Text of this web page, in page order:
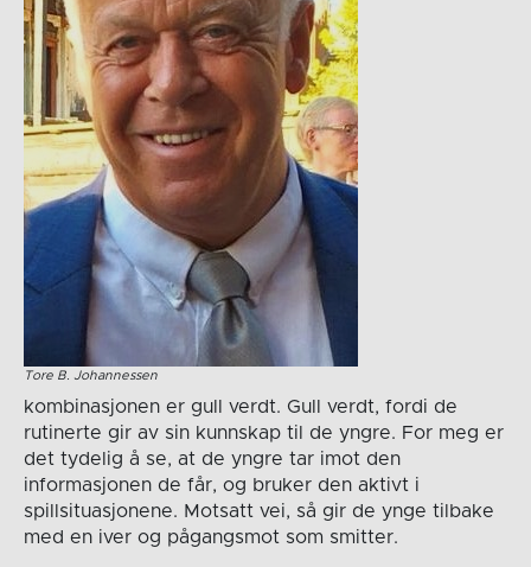
Tore B. Johannessen
kombinasjonen er gull verdt. Gull verdt, fordi de
rutinerte gir av sin kunnskap til de yngre. For meg er
det tydelig å se, at de yngre tar imot den
informasjonen de får, og bruker den aktivt i
spillsituasjonene. Motsatt vei, så gir de ynge tilbake
med en iver og pågangsmot som smitter.